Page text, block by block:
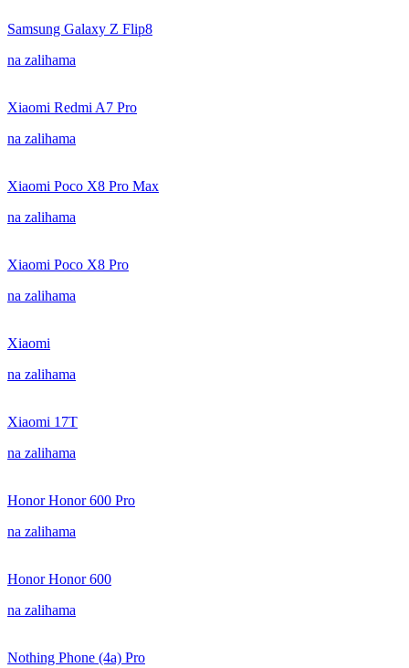
Samsung Galaxy Z Flip8
na zalihama
Xiaomi Redmi A7 Pro
na zalihama
Xiaomi Poco X8 Pro Max
na zalihama
Xiaomi Poco X8 Pro
na zalihama
Xiaomi
na zalihama
Xiaomi 17T
na zalihama
Honor Honor 600 Pro
na zalihama
Honor Honor 600
na zalihama
Nothing Phone (4a) Pro